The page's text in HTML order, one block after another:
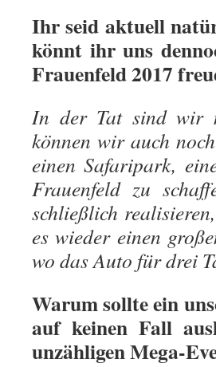
Ihr seid aktuell
könnt ihr uns
Frauenfeld 2017
In der Tat sind wir
können wir auch
einen Safaripark,
Frauenfeld zu
schließlich
es wieder einen
wo das Auto für drei
Warum sollte ein
auf keinen Fall
unzähligen Mega-